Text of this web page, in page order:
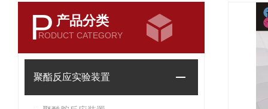
P 产品分类
RODUCT CATEGORY
聚酯反应实验装置